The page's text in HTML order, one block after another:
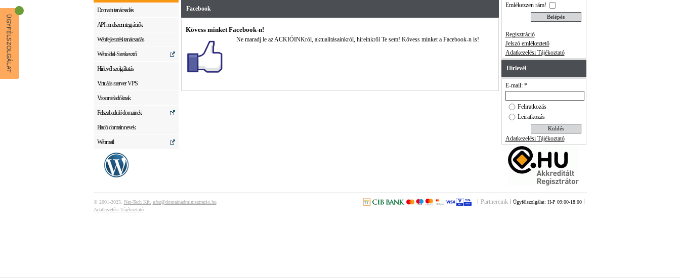
Domain tanácsadás
API rendszerintegrációk
Webfejlesztési tanácsadás
Weboldal-Szerkesztő
Hírlevél szolgáltatás
Virtuális szerver VPS
Viszonteladóknak
Felszabaduló domainek
Eladó domain nevek
Webmail
Facebook
Kövess minket Facebook-n!
Ne maradj le az ACKIÓINKról, aktualitásainkról, híreinkről Te sem! Kövess minket a Facebook-n is!
Emlékezzen rám!
Regisztráció
Jelszó emlékeztető
Adatkezelési Tájékoztató
Hírlevél
E-mail: *
Feliratkozás
Leiratkozás
Adatkezelési Tájékoztató
© 2001-2025. Net-Tech Kft. ufsz@domainadminisztracio.hu
Adatkezelési Tájékoztató
Partnereink Ügyfélszolgálat: H-P 09:00-18:00